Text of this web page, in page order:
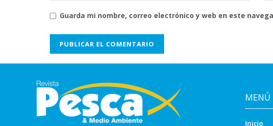
Guarda mi nombre, correo electrónico y web en este
MENÚ
Inicio